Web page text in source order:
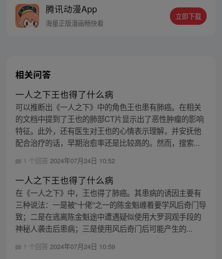
腾讯动漫App
海量正版漫画畅快看
立即下载
相关问答
一人之下王也得了什么病
可以推断出《一人之下》中的角色王也患有肺癌。在相关
的文档中提到了王也的肺部CT片显示出了恶性肿瘤的影响
特征。此外，还有医生对王也的心情表示理解，并安抚他
配合治疗的话，早期治愈率还是比较高的。然而，搜索...
1 个回答 2024年07月24日 10:52
一人之下王也得了什么病
在《一人之下》中，王也得了肺癌。其患病的诱因主要有
三种说法：一是被“十佬”之一的陈金魁缠着要学风后奇门导
致；二是在逃离陈金魁途中遭遇疑似使用大罗洞观手段的
神秘人袭击后患病；三是使用风后奇门后可能产生的...
1 个回答 2024年07月24日 10:59